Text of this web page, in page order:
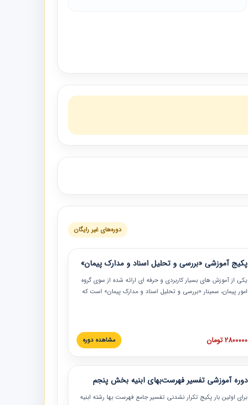
دوره‌های غیر رایگان
پکیج آموزشی «بررسی و تحلیل اسناد و مدارک پیمان»
یکی از آموزش‏‏‏‏‏‏ های بسیار کاربردی و حرفه‏ ای ارائه شده از سوی گروه
امور پیمان، سمینار «بررسی و تحلیل اسناد و مدارک پیمان» است که
عملی در این خصوص ارائه شده است.
2800000 تومان مشاهده دوره
دوره آموزشی تفسیر فهرست‌بهای ابنیه بخش پنجم
برای اولین بار پکیج تکرار نشدنی تفسیر جامع فهرست بها رشته ابنیه